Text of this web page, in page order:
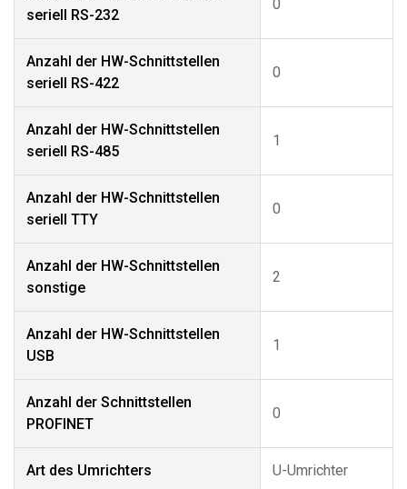
seriell RS-232
0
Anzahl der HW-Schnittstellen
seriell RS-422
0
Anzahl der HW-Schnittstellen
seriell RS-485
1
Anzahl der HW-Schnittstellen
seriell TTY
0
Anzahl der HW-Schnittstellen
sonstige
2
Anzahl der HW-Schnittstellen
USB
1
Anzahl der Schnittstellen
PROFINET
0
Art des Umrichters U-Umrichter